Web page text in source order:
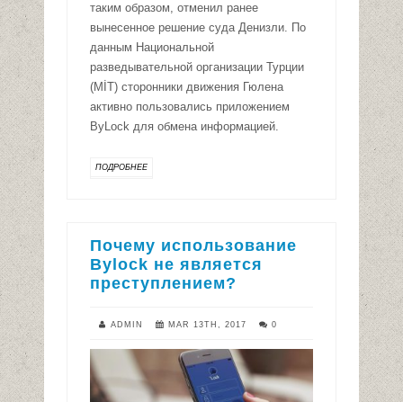
таким образом, отменил ранее
вынесенное решение суда Денизли. По
данным Национальной
разведывательной организации Турции
(MİT) сторонники движения Гюлена
активно пользовались приложением
ByLock для обмена информацией.
ПОДРОБНЕЕ
Почему использование
Bylock не является
преступлением?
ADMIN MAR 13TH, 2017 0